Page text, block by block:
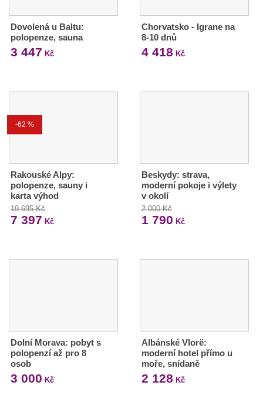
Dovolená u Baltu:
polopenze, sauna
3 447 Kč
Chorvatsko - Igrane na
8-10 dnů
4 418 Kč
-62 %
Rakouské Alpy:
polopenze, sauny i
karta výhod
19 695 Kč
7 397 Kč
Beskydy: strava,
moderní pokoje i výlety
v okolí
2 000 Kč
1 790 Kč
Dolní Morava: pobyt s
polopenzí až pro 8
osob
3 000 Kč
Albánské Vlorë:
moderní hotel přímo u
moře, snídaně
2 128 Kč